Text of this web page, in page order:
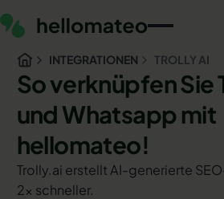
INTEGRATIONEN TROLLY AI
So verknüpfen Sie
und Whatsapp mit
hellomateo!
Trolly.ai erstellt AI-generierte
2x schneller.